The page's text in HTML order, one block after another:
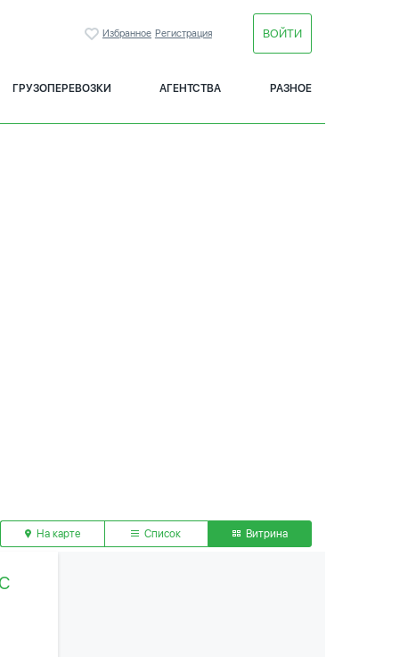
Избранное Регистрация ВОЙТИ
ГРУЗОПЕРЕВОЗКИ АГЕНТСТВА РАЗНОЕ
На карте Список Витрина